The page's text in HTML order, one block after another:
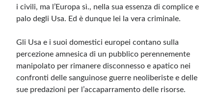
i civili, ma l’Europa sì., nella sua essenza di complice e
palo degli Usa. Ed è dunque lei la vera criminale.
Gli Usa e i suoi domestici europei contano sulla
percezione amnesica di un pubblico perennemente
manipolato per rimanere disconnesso e apatico nei
confronti delle sanguinose guerre neoliberiste e delle
sue predazioni per l’accaparramento delle risorse.